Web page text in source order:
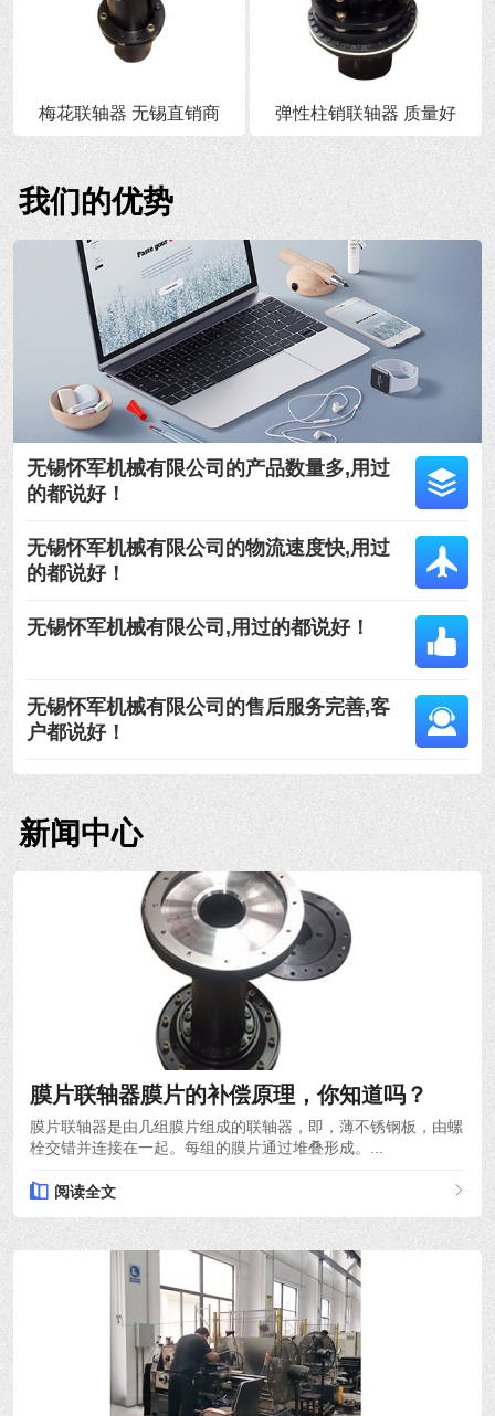
梅花联轴器 无锡直销商 弹性柱销联轴器 质量好
我们的优势
无锡怀军机械有限公司的产品数量多,用过
的都说好！
无锡怀军机械有限公司的物流速度快,用过
的都说好！
无锡怀军机械有限公司,用过的都说好！
无锡怀军机械有限公司的售后服务完善,客
户都说好！
新闻中心
膜片联轴器膜片的补偿原理，你知道吗？
膜片联轴器是由几组膜片组成的联轴器，即，薄不锈钢板，由螺
栓交错并连接在一起。每组的膜片通过堆叠形成。...
阅读全文